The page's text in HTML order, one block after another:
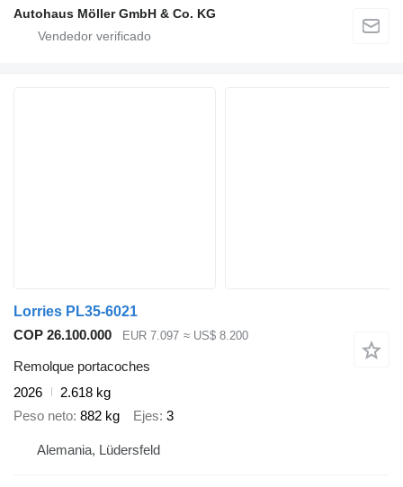
Autohaus Möller GmbH & Co. KG
Lorries PL35-6021
COP 26.100.000
EUR 7.097 ≈ US$ 8.200
Remolque portacoches
2026
2.618 kg
Peso neto 882 kg Ejes 3
Alemania, Lüdersfeld